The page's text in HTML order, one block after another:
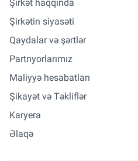
Şirkət haqqında
Şirkətin siyasəti
Qaydalar və şərtlər
Partnyorlarımız
Maliyyə hesabatları
Şikayət və Təkliflər
Karyera
Əlaqə